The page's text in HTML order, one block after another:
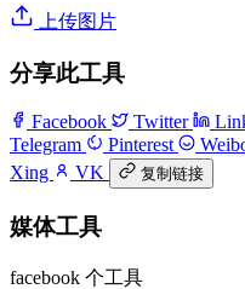
上传图片
分享此工具
Facebook Twitter
Telegram
Pinterest
Xing
VK 复制链接
媒体工具
facebook 个工具